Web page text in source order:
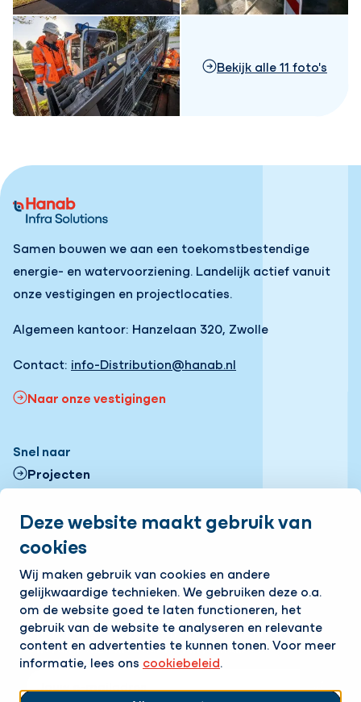
Deze website maakt gebruik van
cookies
Wij maken gebruik van cookies en andere
gelijkwaardige technieken. We gebruiken deze o.a.
om de website goed te laten functioneren, het
gebruik van de website te analyseren en relevante
content en advertenties te kunnen tonen. Voor meer
informatie, lees ons cookiebeleid.
Bekijk alle 11 foto's
Samen bouwen we aan een toekomstbestendige
energie- en watervoorziening. Landelijk actief vanuit
onze vestigingen en projectlocaties.
Algemeen kantoor: Hanzelaan 320, Zwolle
Contact: info-Distribution@hanab.nl
Naar onze vestigingen
Snel naar
Projecten
Onze vestigingen
LinkedInInstagramFacebook
Op de hoogte blijven van het laatste nieuws?
Ontvang onze nieuwsbrief in je mailbox!